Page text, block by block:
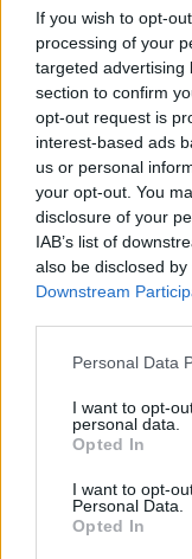
If you wish to opt-
processing of your
targeted advertising
section to confirm
opt-out request is
interest-based ads
us or personal
your opt-out. You
disclosure of your
IAB’s list of
also be disclosed
Downstream
Please note that
not limited to your
grant or deny
use your data for
consent section.
Personal Data
I want to opt-
personal data.
Opted In
I want to opt-
Personal Data.
Opted In
Molnár Ferenc is
Marton László
hallgatná Dés és
Az előadás
Vígszínház
figuráinak írt
hallhatjuk, hogy
Vecsei H. Miklós
becsületről és
Józan László